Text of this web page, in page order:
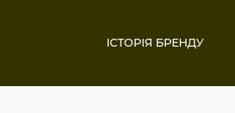
ІСТОРІЯ БРЕНДУ